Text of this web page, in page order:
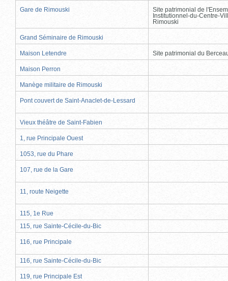
Gare de Rimouski
Site patrimonial de
Institutionnel-du-Centre-
Rimouski
Grand Séminaire de Rimouski
Maison Letendre Site patrimonial du
Maison Perron
Manège militaire de Rimouski
Pont couvert de Saint-Anaclet-de-Lessard
Vieux théâtre de Saint-Fabien
1, rue Principale Ouest
1053, rue du Phare
107, rue de la Gare
11, route Neigette
115, 1e Rue
115, rue Sainte-Cécile-du-Bic
116, rue Principale
116, rue Sainte-Cécile-du-Bic
119, rue Principale Est